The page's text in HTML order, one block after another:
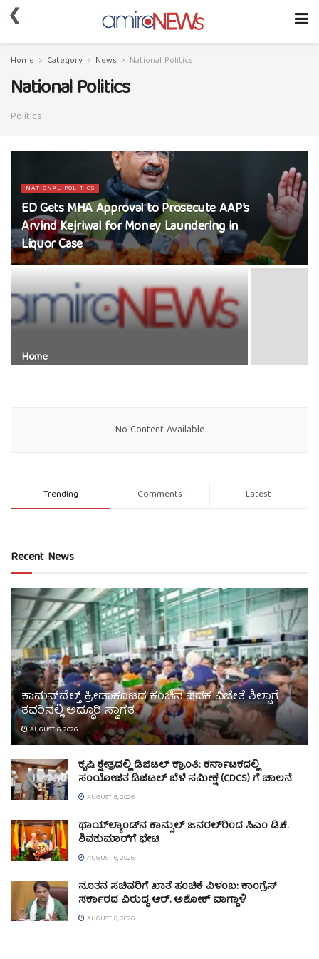
❮
Home Category News National Politics
National Politics
Politics
NATIONAL POLITICS
ED Gets MHA Approval to Prosecute AAP’s
Arvind Kejriwal for Money Laundering in
Liquor Case
Home
No Content Available
Trending Comments Latest
Recent News
ಕಾಮನ್‌ವೆಲ್ತ್ ಕ್ರೀಡಾಕೂಟದ ಕಂಚಿನ ಪದಕ ವಿಜೇತೆ ಶಿಲ್ಪಾಗೆ
ತವರಿನಲ್ಲಿ ಅದ್ಧೂರಿ ಸ್ವಾಗತ
AUGUST 6, 2026
ಕೃಷಿ ಕ್ಷೇತ್ರದಲ್ಲಿ ಡಿಜಿಟಲ್ ಕ್ರಾಂತಿ: ಕರ್ನಾಟಕದಲ್ಲಿ
ಸಂಯೋಜಿತ ಡಿಜಿಟಲ್ ಬೆಳೆ ಸಮೀಕ್ಷೆ (CDCS) ಗೆ ಚಾಲನೆ
AUGUST 6, 2026
ಥಾಯ್‌ಲ್ಯಾಂಡ್‌ನ ಕಾನ್ಸುಲ್ ಜನರಲ್‌ರಿಂದ ಸಿಎಂ ಡಿ.ಕೆ.
ಶಿವಕುಮಾರ್‌ಗೆ ಭೇಟಿ
AUGUST 6, 2026
ನೂತನ ಸಚಿವರಿಗೆ ಖಾತೆ ಹಂಚಿಕೆ ವಿಳಂಬ: ಕಾಂಗ್ರೆಸ್
ಸರ್ಕಾರದ ವಿರುದ್ಧ ಆರ್. ಅಶೋಕ್ ವಾಗ್ದಾಳಿ
AUGUST 6, 2026